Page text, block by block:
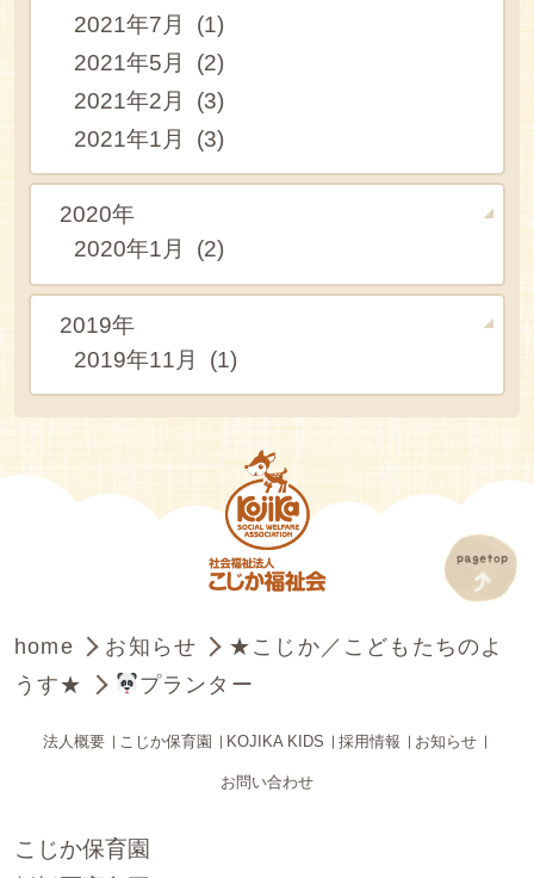
2021年7月 (1)
2021年5月 (2)
2021年2月 (3)
2021年1月 (3)
2020年
2020年1月 (2)
2019年
2019年11月 (1)
home お知らせ
★こじか／こどもたちのよ
うす★
プランター
法人概要 こじか保育園 KOJIKA KIDS 採用情報 お知らせ
お問い合わせ
こじか保育園